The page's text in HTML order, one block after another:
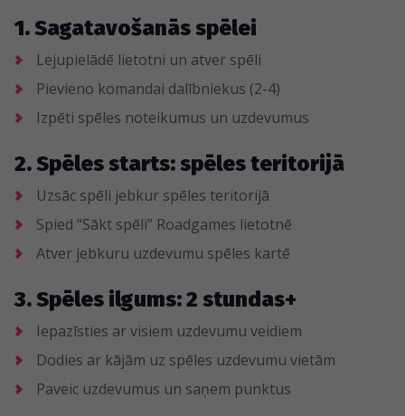
1. Sagatavošanās spēlei
Lejupielādē lietotni un atver spēli
Pievieno komandai dalībniekus (2-4)
Izpēti spēles noteikumus un uzdevumus
2. Spēles starts: spēles teritorijā
Uzsāc spēli jebkur spēles teritorijā
Spied “Sākt spēli” Roadgames lietotnē
Atver jebkuru uzdevumu spēles kartē
3. Spēles ilgums: 2 stundas+
Iepazīsties ar visiem uzdevumu veidiem
Dodies ar kājām uz spēles uzdevumu vietām
Paveic uzdevumus un saņem punktus